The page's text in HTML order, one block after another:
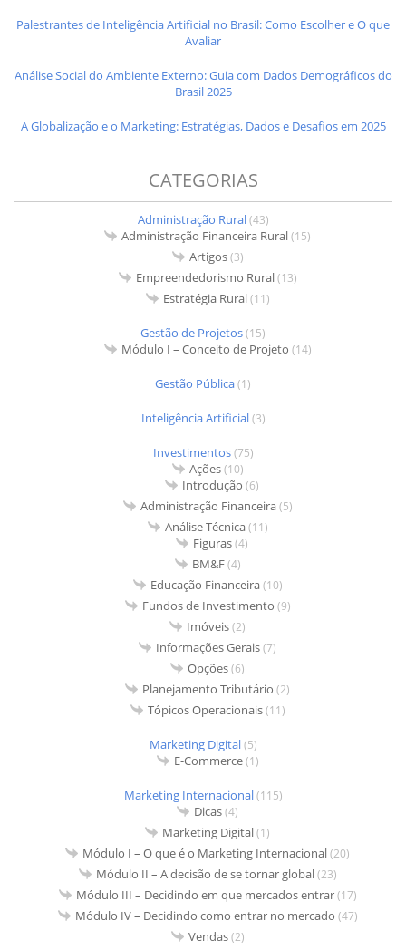
Palestrantes de Inteligência Artificial no Brasil: Como Escolher e O que
Avaliar
Análise Social do Ambiente Externo: Guia com Dados Demográficos do
Brasil 2025
A Globalização e o Marketing: Estratégias, Dados e Desafios em 2025
CATEGORIAS
Administração Rural(43)
Administração Financeira Rural(15)
Artigos(3)
Empreendedorismo Rural(13)
Estratégia Rural(11)
Gestão de Projetos(15)
Módulo I – Conceito de Projeto (14)
Gestão Pública(1)
Inteligência Artificial(3)
Investimentos(75)
Ações(10)
Introdução (6)
Administração Financeira(5)
Análise Técnica(11)
Figuras(4)
BM&F(4)
Educação Financeira(10)
Fundos de Investimento (9)
Imóveis(2)
Informações Gerais(7)
Opções(6)
Planejamento Tributário (2)
Tópicos Operacionais(11)
Marketing Digital(5)
E-Commerce(1)
Marketing Internacional(115)
Dicas(4)
Marketing Digital(1)
Módulo I – O que é o Marketing Internacional(20)
Módulo II – A decisão de se tornar global(23)
Módulo III – Decidindo em que mercados entrar(17)
Módulo IV – Decidindo como entrar no mercado (47)
Vendas(2)